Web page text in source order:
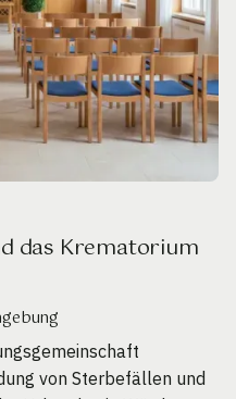
das Krematorium
von Sterbefällen und